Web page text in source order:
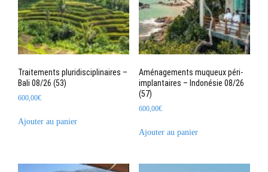
Traitements pluridisciplinaires –
Bali 08/26 (53)
600,00€
Ajouter au panier
Aménagements muqueux péri-
implantaires – Indonésie 08/26
(57)
600,00€
Ajouter au panier